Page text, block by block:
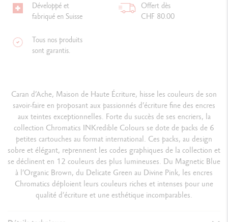
Développé et
fabriqué en Suisse
Offert dès
CHF 80.00
Tous nos produits
sont garantis.
Caran d’Ache, Maison de Haute Écriture, hisse les couleurs de son
savoir-faire en proposant aux passionnés d’écriture fine des encres
aux teintes exceptionnelles. Forte du succès de ses encriers, la
collection Chromatics INKredible Colours se dote de packs de 6
petites cartouches au format international. Ces packs, au design
sobre et élégant, reprennent les codes graphiques de la collection et
se déclinent en 12 couleurs des plus lumineuses. Du Magnetic Blue
à l’Organic Brown, du Delicate Green au Divine Pink, les encres
Chromatics déploient leurs couleurs riches et intenses pour une
qualité d’écriture et une esthétique incomparables.